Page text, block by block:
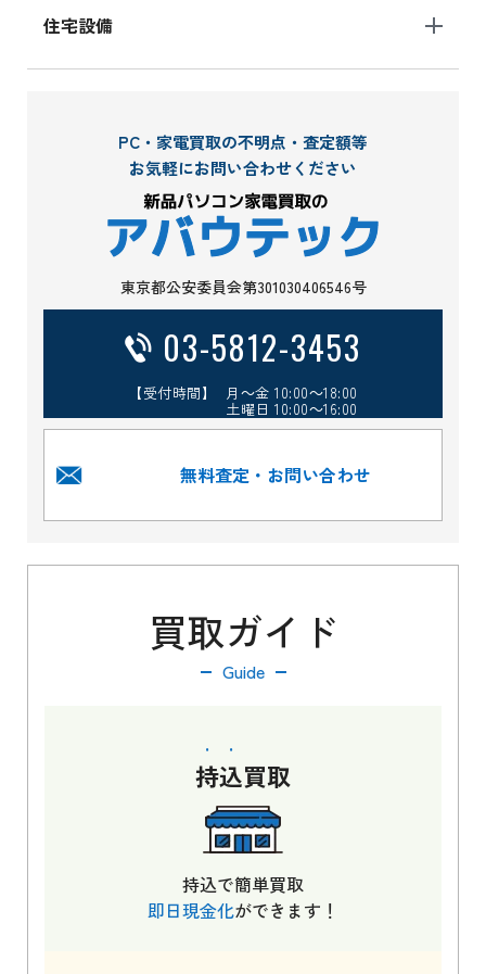
住宅設備
PC・家電買取の不明点・査定額等
お気軽にお問い合わせください
東京都公安委員会第301030406546号
03-5812-3453
【受付時間】 月～金 10:00～18:00
土曜日 10:00～16:00
無料査定・お問い合わせ
買取ガイド
Guide
持込買取
持込で簡単買取
即日現金化ができます！